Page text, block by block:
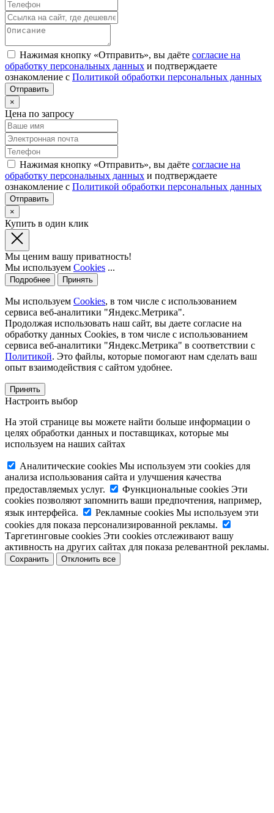
Нажимая кнопку «Отправить», вы даёте согласие на
обработку персональных данных и подтверждаете
ознакомление с Политикой обработки персональных данных
×
Цена по запросу
Нажимая кнопку «Отправить», вы даёте согласие на
обработку персональных данных и подтверждаете
ознакомление с Политикой обработки персональных данных
×
Купить в один клик
Мы ценим вашу приватность!
Мы используем Cookies ...
Подробнее Принять
Мы используем Cookies, в том числе с использованием
сервиса веб-аналитики "Яндекс.Метрика".
Продолжая использовать наш сайт, вы даете согласие на
обработку данных Cookies, в том числе с использованием
сервиса веб-аналитики "Яндекс.Метрика" в соответствии с
Политикой. Это файлы, которые помогают нам сделать ваш
опыт взаимодействия с сайтом удобнее.
Принять
Настроить выбор
На этой странице вы можете найти больше информации о
целях обработки данных и поставщиках, которые мы
используем на наших сайтах
Аналитические cookies Мы используем эти cookies для
анализа использования сайта и улучшения качества
предоставляемых услуг.
Функциональные cookies Эти
cookies позволяют запомнить ваши предпочтения, например,
язык интерфейса.
Рекламные cookies Мы используем эти
cookies для показа персонализированной рекламы.
Таргетинговые cookies Эти cookies отслеживают вашу
активность на других сайтах для показа релевантной рекламы.
Сохранить Отклонить все